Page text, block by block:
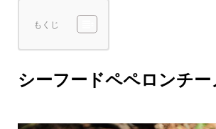
もくじ
シーフードペペロンチー